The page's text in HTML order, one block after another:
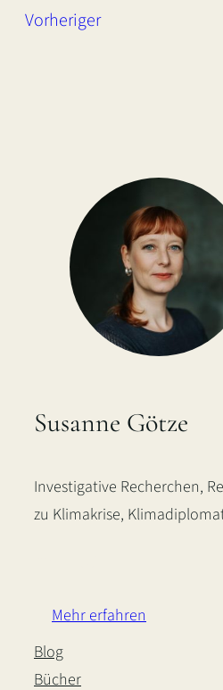
Vorheriger
Susanne Götze
Investigative Recherchen,
zu Klimakrise,
Mehr erfahren
Blog
Bücher